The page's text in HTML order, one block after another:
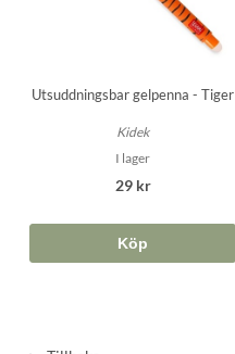
Utsuddningsbar gelpenna - Tiger
Kidek
I lager
29 kr
Köp